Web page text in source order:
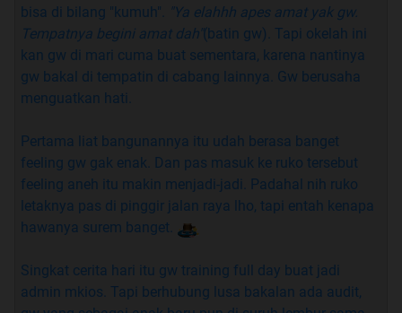
A: Heh, Benga! Lu kaga bisa baca?
Pan udeh gue
tulis gue tukang nyabu
Q: Bakal update terus gak? Berapa lama update'nya
sih?
A: Mau'nye gue nulis saban hari, tapi ada 2 hal yang
bikin gue kaga mau update:
1)Di RL gue sibuk tidur.
2)Kaga dapet jatah dari bini
Q: Tulisan lu ampun deh. Kok blepotan banget ya?
bisa di bilang "kumuh".
"Ya elahhh apes amat yak gw.
Tempatnya begini amat dah"(batin gw). Tapi okelah ini
kan gw di mari cuma buat sementara, karena nantinya
gw bakal di tempatin di cabang lainnya. Gw berusaha
menguatkan hati.
Pertama liat bangunannya itu udah berasa banget
feeling gw gak enak. Dan pas masuk ke ruko tersebut
feeling aneh itu makin menjadi-jadi. Padahal nih ruko
letaknya pas di pinggir jalan raya lho, tapi entah kenapa
hawanya surem banget.
Singkat cerita hari itu gw training full day buat jadi
admin mkios. Tapi berhubung lusa bakalan ada audit,